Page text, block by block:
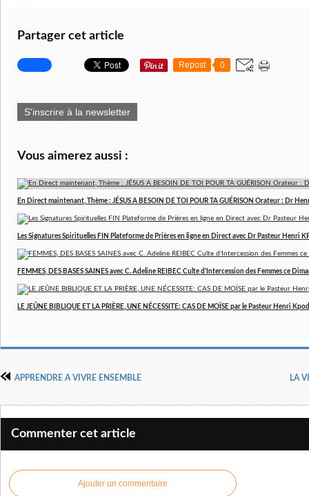
Partager cet article
Repost 0
S'inscrire à la newsletter
Vous aimerez aussi :
En Direct maintenant, Thème : JÉSUS A BESOIN DE TOI POUR TA GUÉRISON Orateur : Dr
Les Signatures Spirituelles FIN Plateforme de Prières en ligne en Direct avec Dr Pasteur Henri
FEMMES, DES BASES SAINES avec C. Adeline REIBEC Culte d'Intercession des Femmes ce
LE JEÛNE BIBLIQUE ET LA PRIÈRE, UNE NÉCESSITE: CAS DE MOÏSE par le Pasteur Henri
APPRENDRE A VIVRE ENSEMBLE LA
Commenter cet article
Ajouter un commentaire